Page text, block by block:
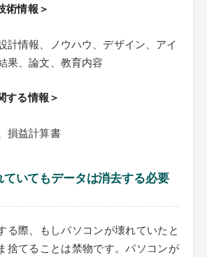
術情報＞
計情報、ノウハウ、デザイン、アイ
果、論文、教育内容
する情報＞
損益計算書
いてもデータは消去する必要
る際、もしパソコンが壊れていたと
捨てることは禁物です。パソコンが